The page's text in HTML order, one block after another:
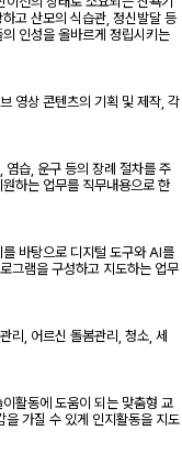
고 산모의 식습관, 정신발달 등
인성을 올바르게 정립시키는
영상 콘텐츠의 기획 및 제작, 각
염습, 운구 등의 장례 절차를 주
하는 업무를 직무내용으로 한
바탕으로 디지털 도구와 AI를
그램을 구성하고 지도하는 업무
리, 어르신 돌봄관리, 청소, 세
활동에 도움이 되는 맞춤형 교
을 가질 수 있게 인지활동을 지도